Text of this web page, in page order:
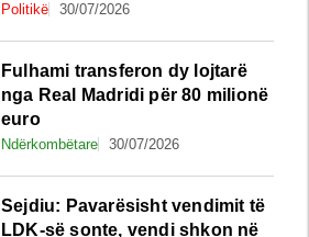
Politikë 30/07/2026
Fulhami transferon dy lojtarë
nga Real Madridi për 80 milionë
euro
Ndërkombëtare 30/07/2026
Sejdiu: Pavarësisht vendimit të
LDK-së sonte, vendi shkon në